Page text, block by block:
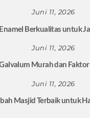
Juni 11, 2026
Berkualitas untuk
Juni 11, 2026
Murah dan
Juni 11, 2026
Masjid Terbaik untuk